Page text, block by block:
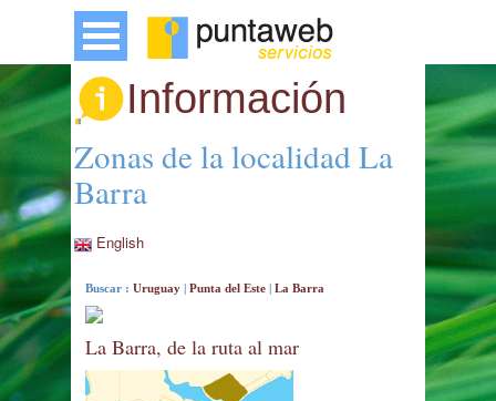
Información
Zonas de la localidad La
Barra
English
Buscar :Uruguay |Punta del Este |La Barra
La Barra, de la ruta al mar